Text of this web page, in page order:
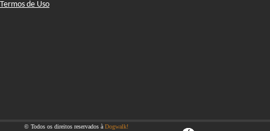
Termos de Uso
© Todos os direitos reservados àDogwalk!